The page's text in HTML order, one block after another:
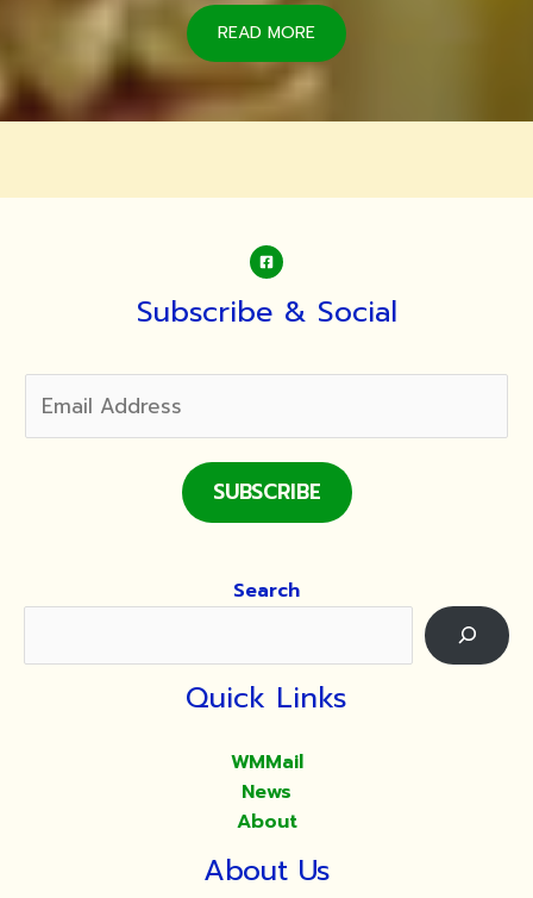
READ MORE
Subscribe & Social
SUBSCRIBE
Search
Quick Links
WMMail
News
About
About Us